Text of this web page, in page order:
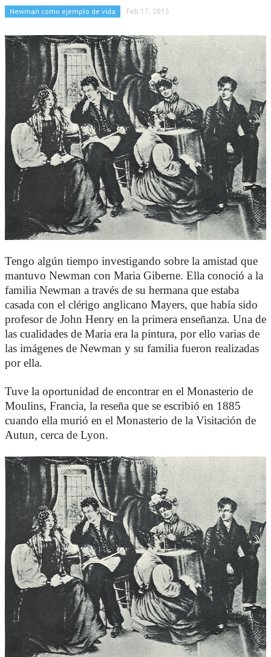
Newman como ejemplo de vida Feb 17, 2015
Tengo algún tiempo investigando sobre la amistad que
mantuvo Newman con Maria Giberne. Ella conoció a la
familia Newman a través de su hermana que estaba
casada con el clérigo anglicano Mayers, que había sido
profesor de John Henry en la primera enseñanza. Una de
las cualidades de Maria era la pintura, por ello varias de
las imágenes de Newman y su familia fueron realizadas
por ella.
Tuve la oportunidad de encontrar en el Monasterio de
Moulins, Francia, la reseña que se escribió en 1885
cuando ella murió en el Monasterio de la Visitación de
Autun, cerca de Lyon.